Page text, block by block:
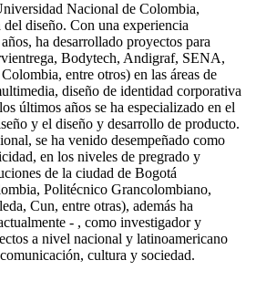
Nacional de Colombia,
del diseño. Con una experiencia
ha desarrollado proyectos para
Bodytech, Andigraf, SENA,
entre otros) en las áreas de
diseño de identidad corporativa
últimos años se ha especializado en el
y el diseño y desarrollo de producto.
se ha venido desempeñado como
en los niveles de pregrado y
de la ciudad de Bogotá
Politécnico Grancolombiano,
Cun, entre otras), además ha
- , como investigador y
a nivel nacional y latinoamericano
cultura y sociedad.